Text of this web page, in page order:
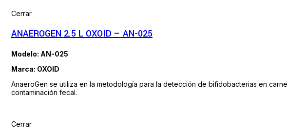
Cerrar
ANAEROGEN 2.5 L OXOID – AN-025
Modelo: AN-025
Marca: OXOID
AnaeroGen se utiliza en la metodología para la detección de bifidobacterias en
contaminación fecal.
Cerrar